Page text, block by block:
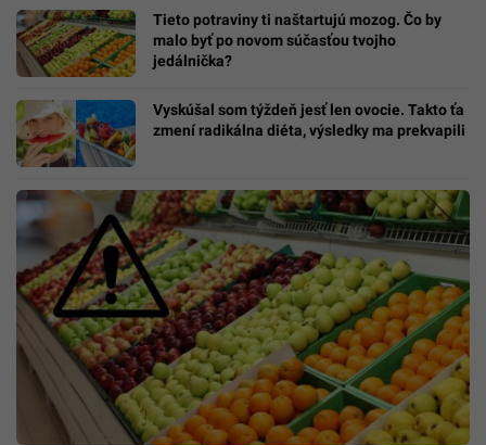
Tieto potraviny ti naštartujú mozog. Čo by
malo byť po novom súčasťou tvojho
jedálnička?
Vyskúšal som týždeň jesť len ovocie. Takto ťa
zmení radikálna diéta, výsledky ma prekvapili